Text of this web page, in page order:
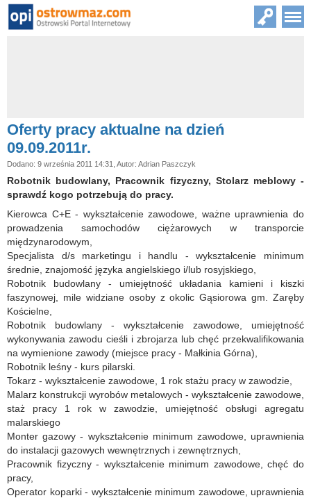
Oferty pracy aktualne na dzień
09.09.2011r.
Dodano: 9 września 2011 14:31, Autor: Adrian Paszczyk
Robotnik budowlany, Pracownik fizyczny, Stolarz meblowy -
sprawdź kogo potrzebują do pracy.
Kierowca C+E - wykształcenie zawodowe, ważne uprawnienia do
prowadzenia samochodów ciężarowych w transporcie
międzynarodowym,
Specjalista d/s marketingu i handlu - wykształcenie minimum
średnie, znajomość języka angielskiego i/lub rosyjskiego,
Robotnik budowlany - umiejętność układania kamieni i kiszki
faszynowej, mile widziane osoby z okolic Gąsiorowa gm. Zaręby
Kościelne,
Robotnik budowlany - wykształcenie zawodowe, umiejętność
wykonywania zawodu cieśli i zbrojarza lub chęć przekwalifikowania
na wymienione zawody (miejsce pracy - Małkinia Górna),
Robotnik leśny - kurs pilarski.
Tokarz - wykształcenie zawodowe, 1 rok stażu pracy w zawodzie,
Malarz konstrukcji wyrobów metalowych - wykształcenie zawodowe,
staż pracy 1 rok w zawodzie, umiejętność obsługi agregatu
malarskiego
Monter gazowy - wykształcenie minimum zawodowe, uprawnienia
do instalacji gazowych wewnętrznych i zewnętrznych,
Pracownik fizyczny - wykształcenie minimum zawodowe, chęć do
pracy,
Operator koparki - wykształcenie minimum zawodowe, uprawnienia